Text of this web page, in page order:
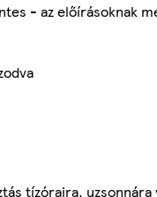
- az előírásoknak
tízóraira,